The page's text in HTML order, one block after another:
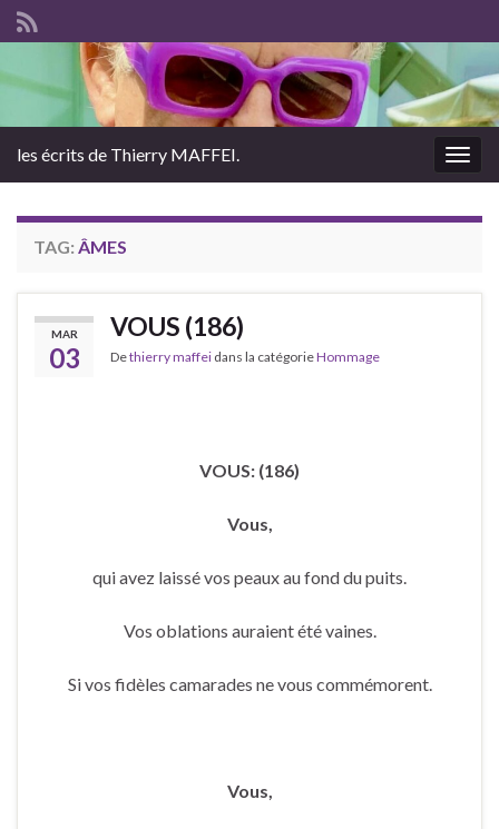
les écrits de Thierry MAFFEI.
TAG: ÂMES
MAR
03
VOUS (186)
Dethierry maffei dans la catégorieHommage
VOUS: (186)
Vous,
qui avez laissé vos peaux au fond du puits.
Vos oblations auraient été vaines.
Si vos fidèles camarades ne vous commémorent.
Vous,